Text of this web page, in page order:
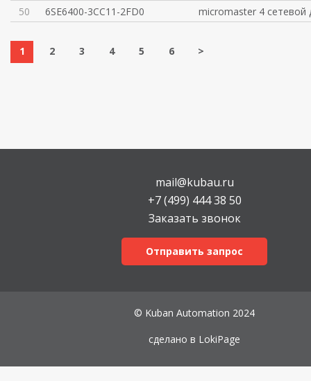
50
6SE6400-3CC11-2FD0 micromaster 4 сетевой
1 2 3 4 5 6 >
mail@kubau.ru
+7 (499) 444 38 50
Заказать звонок
Отправить запрос
© Kuban Automation 2024
сделано в LokiPage